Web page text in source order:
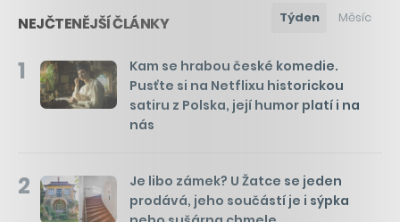
NEJČTENĚJŠÍ ČLÁNKY Týden Měsíc
1
Kam se hrabou české komedie.
Pusťte si na Netflixu historickou
satiru z Polska, její humor platí i na
nás
2
Je libo zámek? U Žatce se jeden
prodává, jeho součástí je i sýpka